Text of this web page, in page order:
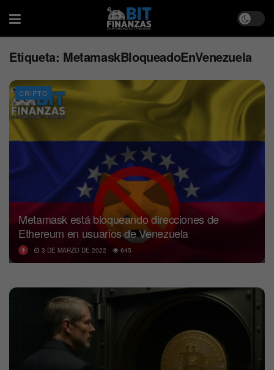
Etiqueta: MetamaskBloqueadoEnVenezuela
CRIPTO
Metamask está bloqueando direcciones de
Ethereum en usuarios de Venezuela
3 DE MARZO DE 2022 645